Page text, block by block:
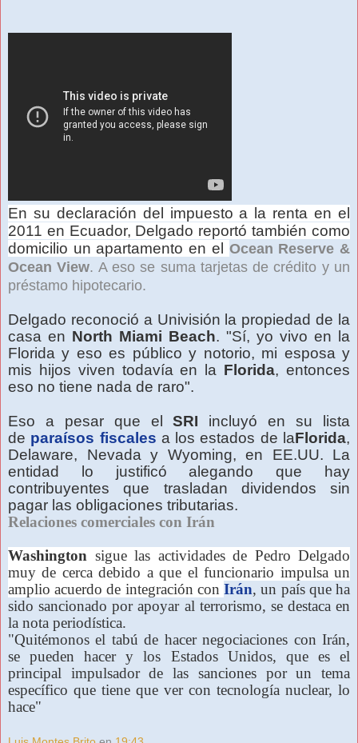
En su declaración del impuesto a la renta en el
2011 en Ecuador, Delgado reportó también como
domicilio un apartamento en el Ocean Reserve &
Ocean View. A eso se suma tarjetas de crédito y un
préstamo hipotecario.
Delgado reconoció a Univisión la propiedad de la
casa en North Miami Beach. "Sí, yo vivo en la
Florida y eso es público y notorio, mi esposa y
mis hijos viven todavía en la Florida, entonces
eso no tiene nada de raro".
Eso a pesar que el SRI incluyó en su lista
de paraísos fiscales a los estados de laFlorida,
Delaware, Nevada y Wyoming, en EE.UU. La
entidad lo justificó alegando que hay
contribuyentes que trasladan dividendos sin
pagar las obligaciones tributarias.
Relaciones comerciales con Irán
Washington sigue las actividades de Pedro Delgado
muy de cerca debido a que el funcionario impulsa un
amplio acuerdo de integración con Irán, un país que ha
sido sancionado por apoyar al terrorismo, se destaca en
la nota periodística.
"Quitémonos el tabú de hacer negociaciones con Irán,
se pueden hacer y los Estados Unidos, que es el
principal impulsador de las sanciones por un tema
específico que tiene que ver con tecnología nuclear, lo
hace"